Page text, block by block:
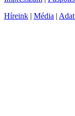
Híreink | Média |